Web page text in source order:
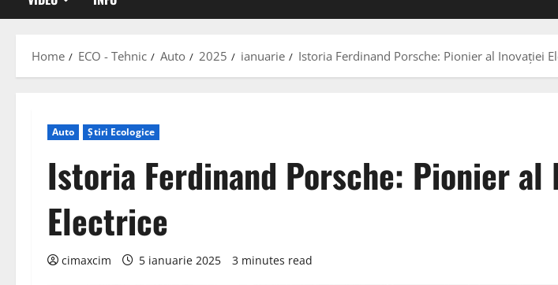
Home ECO - Tehnic Auto 2025 ianuarie Istoria Ferdinand Porsche: Pionier al Inovației
Auto Știri Ecologice
Istoria Ferdinand Porsche: Pionier al
Electrice
cimaxcim 5 ianuarie 2025 3 minutes read